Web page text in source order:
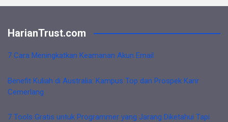
HarianTrust.com
7 Cara Meningkatkan Keamanan Akun Email
Benefit Kuliah di Australia: Kampus Top dan Prospek Karir
Cemerlang
7 Tools Gratis untuk Programmer yang Jarang Diketahui Tapi